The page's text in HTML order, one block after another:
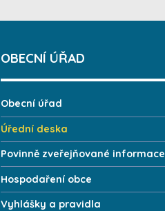
OBECNÍ ÚŘAD
Obecní úřad
Úřední deska
Povinně zveřejňované informace
Hospodaření obce
Vyhlášky a pravidla